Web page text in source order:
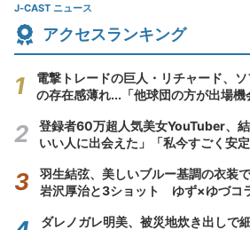
J-CAST ニュース
アクセスランキング
電撃トレードの巨人・リチャード、
の存在感薄れ...「他球団の方が出場機
登録者60万超人気美女YouTuber、
いい人に出会えた」「私今すごく安定
羽生結弦、美しいブルー基調の衣装
岩沢厚治と3ショット ゆず×ゆづコ
ダレノガレ明美、被災地炊き出しで